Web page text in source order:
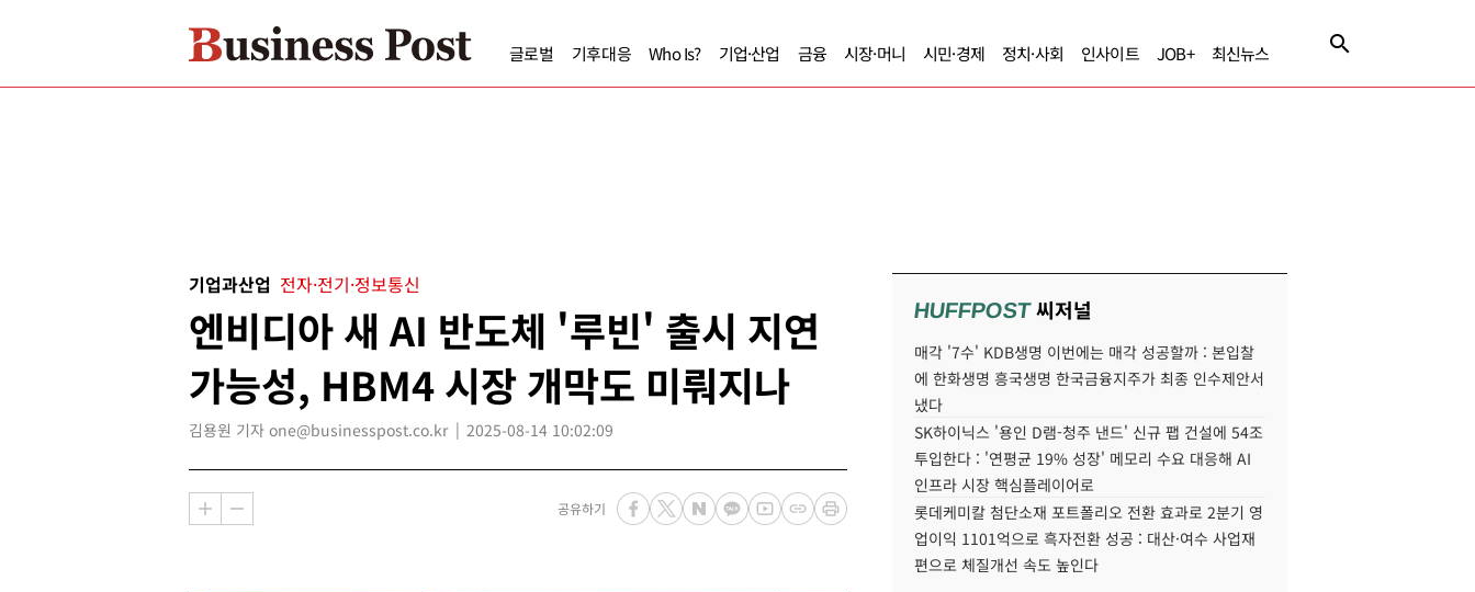
글로벌 기후대응 Who Is? 기업·산업 금융 시장·머니 시민·경제 정치·사회 인사이트 JOB+ 최신뉴스
기업과산업 전자·전기·정보통신
엔비디아 새 AI 반도체 '루빈' 출시 지연
가능성, HBM4 시장 개막도 미뤄지나
김용원 기자 one@businesspost.co.kr 2025-08-14 10:02:09
공유하기
HUFFPOST씨저널
매각 '7수' KDB생명 이번에는 매각 성공할까 : 본입찰
에 한화생명 흥국생명 한국금융지주가 최종 인수제안서
냈다
SK하이닉스 '용인 D램-청주 낸드' 신규 팹 건설에 54조
투입한다 : '연평균 19% 성장' 메모리 수요 대응해 AI
인프라 시장 핵심플레이어로
롯데케미칼 첨단소재 포트폴리오 전환 효과로 2분기 영
업이익 1101억으로 흑자전환 성공 : 대산·여수 사업재
편으로 체질개선 속도 높인다